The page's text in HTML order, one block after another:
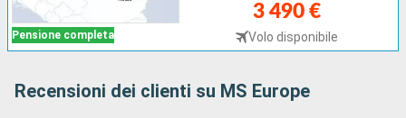
Pensione completa
3 490 €
Volo disponibile
Recensioni dei clienti su MS Europe